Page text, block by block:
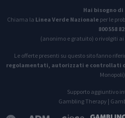
Hai bisogno
Chiama la Linea Verde Nazionale per le
800 558
(anonimo e gratuito) o rivolgiti
Le offerte presenti su questo sito fanno
regolamentati, autorizzati e controllati
Supporto aggiuntivo
Gambling Therapy |